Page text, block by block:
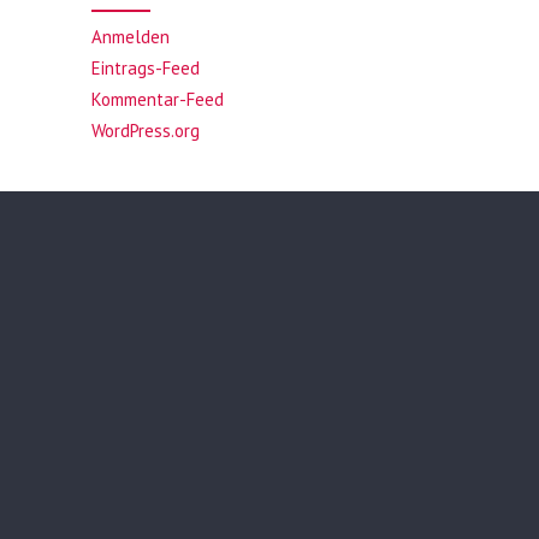
Anmelden
Eintrags-Feed
Kommentar-Feed
WordPress.org